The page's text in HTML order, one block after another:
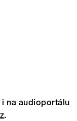
i na audioportálu
.